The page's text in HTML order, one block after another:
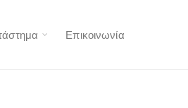
Επικοινωνία